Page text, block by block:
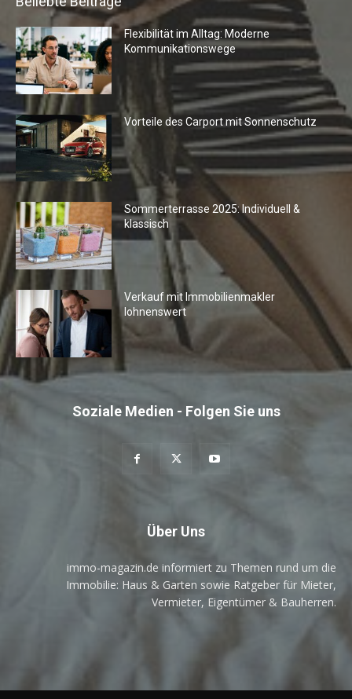
Flexibilität im Alltag: Moderne
Kommunikationswege
Vorteile des Carport mit Sonnenschutz
Sommerterrasse 2025: Individuell &
klassisch
Verkauf mit Immobilienmakler
lohnenswert
Soziale Medien - Folgen Sie uns
Über Uns
immo-magazin.de informiert zu Themen rund um die
Immobilie: Haus & Garten sowie Ratgeber für Mieter,
Vermieter, Eigentümer & Bauherren.